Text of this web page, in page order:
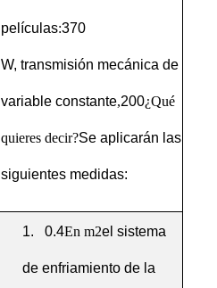
películas:370
W, transmisión mecánica de
variable constante,200¿Qué
quieres decir?Se aplicarán las
siguientes medidas:
1. 0.4En m2el sistema
de enfriamiento de la